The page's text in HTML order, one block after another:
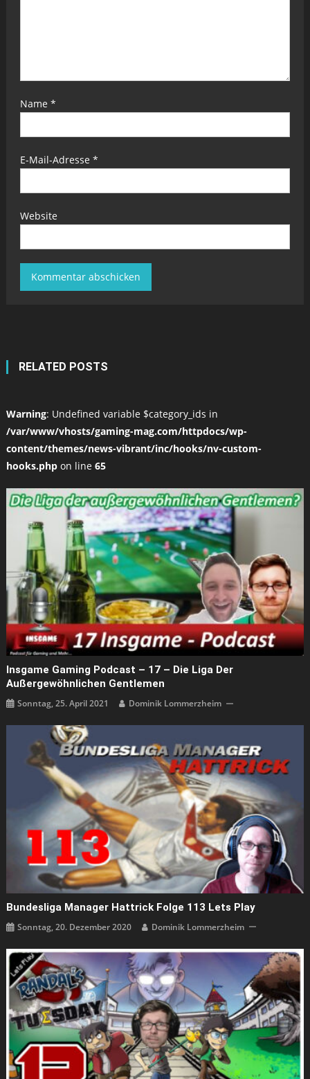
Name *
E-Mail-Adresse *
Website
RELATED POSTS
Warning: Undefined variable $category_ids in
/var/www/vhosts/gaming-mag.com/httpdocs/wp-
content/themes/news-vibrant/inc/hooks/nv-custom-
hooks.phpon line 65
Insgame Gaming Podcast – 17 – Die Liga Der
Außergewöhnlichen Gentlemen
Sonntag, 25. April 2021 Dominik Lommerzheim
Bundesliga Manager Hattrick Folge 113 Lets Play
Sonntag, 20. Dezember 2020 Dominik Lommerzheim